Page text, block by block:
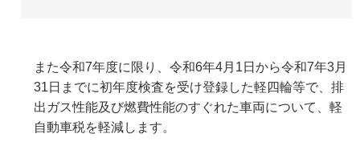
また令和7年度に限り、令和6年4月1日から令和7年3月
31日までに初年度検査を受け登録した軽四輪等で、排
出ガス性能及び燃費性能のすぐれた車両について、軽
自動車税を軽減します。